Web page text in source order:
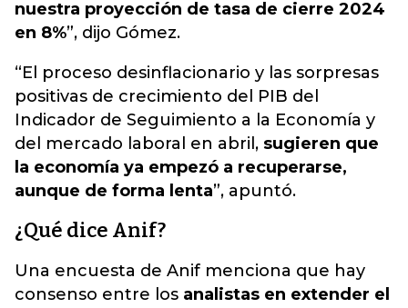
nuestra proyección de tasa de cierre 2024
en 8%”, dijo Gómez.
“El proceso desinflacionario y las sorpresas
positivas de crecimiento del PIB del
Indicador de Seguimiento a la Economía y
del mercado laboral en abril, sugieren que
la economía ya empezó a recuperarse,
aunque de forma lenta”, apuntó.
¿Qué dice Anif?
Una encuesta de Anif menciona que hay
consenso entre los analistas en extender el